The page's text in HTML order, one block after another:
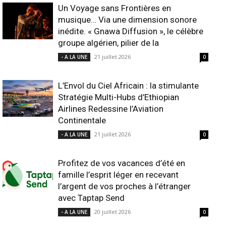
Un Voyage sans Frontières en
musique… Via une dimension sonore
inédite. « Gnawa Diffusion », le célèbre
groupe algérien, pilier de la
- A LA UNE 21 juillet 2026 0
L’Envol du Ciel Africain : la stimulante
Stratégie Multi-Hubs d’Ethiopian
Airlines Redessine l’Aviation
Continentale
- A LA UNE 21 juillet 2026 0
Profitez de vos vacances d’été en
famille l’esprit léger en recevant
l’argent de vos proches à l’étranger
avec Taptap Send
- A LA UNE 20 juillet 2026 0